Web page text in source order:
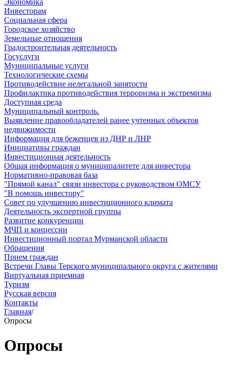
Экономика
Инвесторам
Социальная сфера
Городское хозяйство
Земельные отношения
Градостроительная деятельность
Госуслуги
Муниципальные услуги
Технологические схемы
Противодействие нелегальной занятости
Профилактика противодействия терроризма и экстремизма
Доступная среда
Муниципальный контроль.
Выявление правообладателей ранее учтенных объектов
недвижимости
Информация для беженцев из ДНР и ЛНР
Инициативы граждан
Инвестиционная деятельность
Общая информация о муниципалитете для инвестора
Нормативно-правовая база
"Прямой канал" связи инвестора с руководством ОМСУ
"В помощь инвестору"
Совет по улучшению инвестиционного климата
Деятельность экспертной группы
Развитие конкуренции
МЧП и концессии
Инвестиционный портал Мурманской области
Обращения
Прием граждан
Встречи Главы Терского муниципального округа с жителями
Виртуальная приемная
Туризм
Русская версия
Контакты
Главная/
Опросы
Опросы